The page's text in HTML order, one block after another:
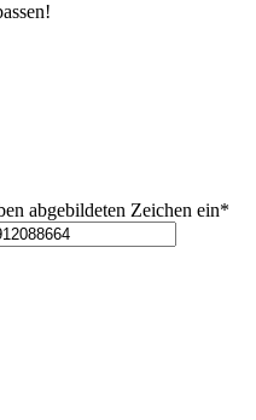
abgebildeten Zeichen ein*